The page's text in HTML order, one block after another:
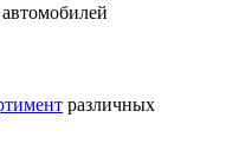
различных